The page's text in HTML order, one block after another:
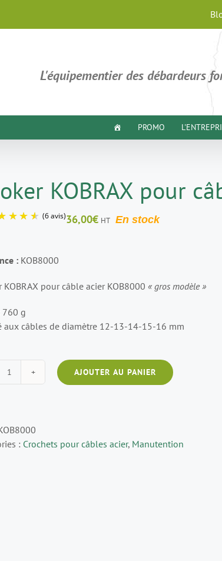
L'équipementier des débardeurs
PROMO
KOBRAX pour
36,00€ HT En stock
: KOB8000
KOBRAX pour câble acier KOB8000 « gros modèle »
760 g
aux câbles de diamètre 12-13-14-15-16 mm
quantité
pour
câble
AJOUTER AU PANIER
: Crochets pour câbles acier, Manutention